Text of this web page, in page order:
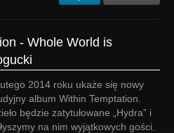
- Whole World is
2014 roku ukaże się nowy
album Within Temptation.
będzie zatytułowane „Hydra” i
na nim wyjątkowych gości.